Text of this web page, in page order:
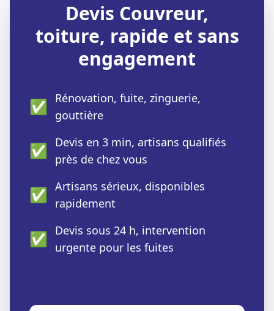
Devis Couvreur,
toiture, rapide et sans
engagement
✅ Rénovation, fuite, zinguerie,
gouttière
✅ Devis en 3 min, artisans qualifiés
près de chez vous
✅ Artisans sérieux, disponibles
rapidement
✅ Devis sous 24 h, intervention
urgente pour les fuites